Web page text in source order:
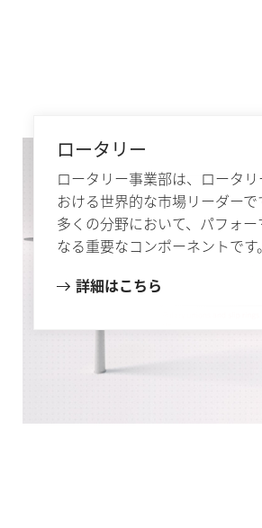
ロータリー
ロータリー事業部は、ロータ
おける世界的な市場リーダーで
多くの分野において、パフォ
なる重要なコンポーネントです。
詳細はこちら